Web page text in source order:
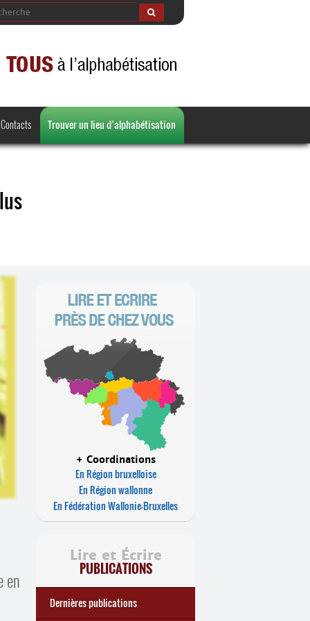
Contacts Trouver un lieu d’alphabétisation
en
+ Coordinations
En Région bruxelloise
En Région wallonne
En Fédération Wallonie-Bruxelles
Lire et Écrire
PUBLICATIONS
Dernières publications